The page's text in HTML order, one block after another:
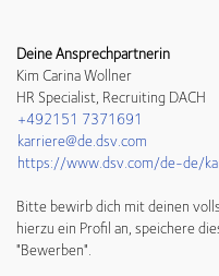
Deine Ansprechpartnerin
Kim Carina Wollner
HR Specialist, Recruiting DACH
+492151 7371691
karriere@de.dsv.com
https://www.dsv.com/de-de/
Bitte bewirb dich mit deinen
hierzu ein Profil an, speichere
"Bewerben".